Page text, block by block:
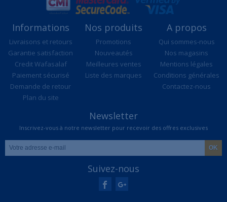
Informations
Livraisons et retours
Garantie satisfaction
Credit Wafasalaf
Paiement sécurisé
Demande de retour
Plan du site
Nos produits
Promotions
Nouveautés
Meilleures ventes
Liste des marques
A propos
Qui sommes-nous
Nos magasins
Mentions légales
Conditions générales
Contactez-nous
Newsletter
Inscrivez-vous à notre newsletter pour recevoir des offres exclusives
Suivez-nous